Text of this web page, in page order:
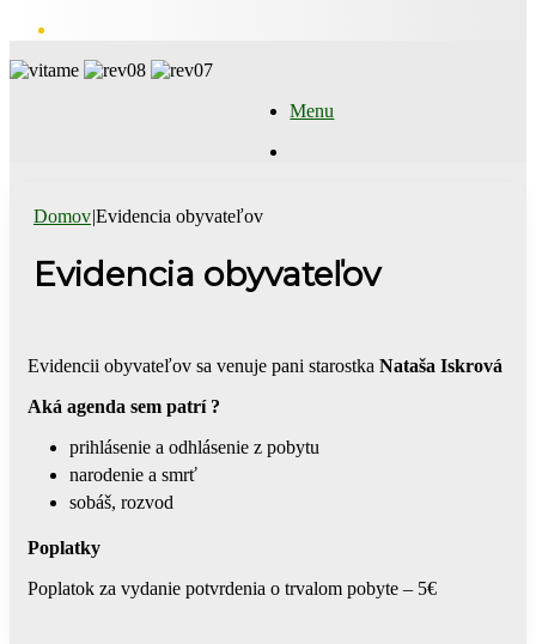
Menu
Domov|Evidencia obyvateľov
Evidencia obyvateľov
Evidencii obyvateľov sa venuje pani starostka Nataša Iskrová
Aká agenda sem patrí ?
prihlásenie a odhlásenie z pobytu
narodenie a smrť
sobáš, rozvod
Poplatky
Poplatok za vydanie potvrdenia o trvalom pobyte – 5€